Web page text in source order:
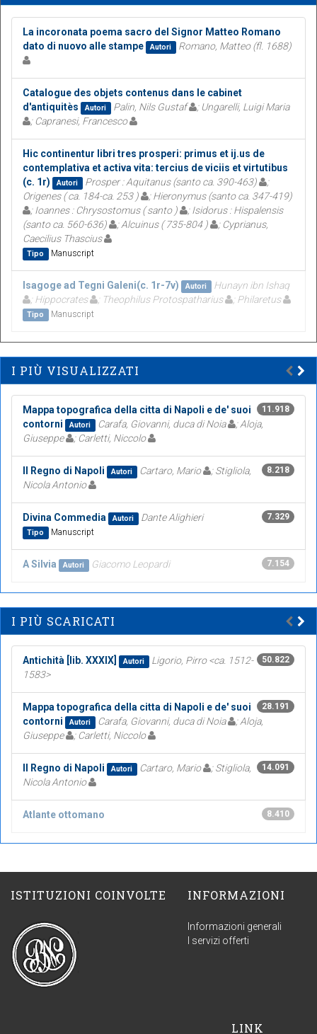
La incoronata poema sacro del Signor Matteo Romano
dato di nuovo alle stampe
Autori Romano, Matteo (fl. 1688)
Catalogue des objets contenus dans le cabinet
d'antiquitès
Autori Palin, Nils Gustaf
; Ungarelli, Luigi Maria
; Capranesi, Francesco
Hic continentur libri tres prosperi: primus et ij.us de
contemplativa et activa vita: tercius de viciis et virtutibus
(c. 1r)
Autori Prosper : Aquitanus (santo ca. 390-463)
;
Origenes ( ca. 184-ca. 253 )
; Hieronymus (santo ca. 347-419)
; Ioannes : Chrysostomus ( santo )
; Isidorus : Hispalensis
(santo ca. 560-636)
; Alcuinus ( 735-804 )
; Cyprianus,
Caecilius Thascius
Tipo Manuscript
Isagoge ad Tegni Galeni(c. 1r-7v) Autori
Hunayn ibn Ishaq
; Hippocrates
; Theophilus Protospatharius ; Philaretus
Tipo Manuscript
I PIÙ VISUALIZZATI
11.918
Mappa topografica della citta di Napoli e de' suoi
contorni
Autori Carafa, Giovanni, duca di Noia
; Aloja,
Giuseppe
; Carletti, Niccolo
8.218
Il Regno di Napoli Autori Cartaro, Mario
; Stigliola,
Nicola Antonio
7.329
Divina Commedia Autori Dante Alighieri
Tipo Manuscript
7.154
A Silvia Autori Giacomo Leopardi
I PIÙ SCARICATI
50.822
Antichità [lib. XXXIX] Autori
Ligorio, Pirro <ca. 1512-
1583>
28.191
Mappa topografica della citta di Napoli e de' suoi
contorni
Autori Carafa, Giovanni, duca di Noia
; Aloja,
Giuseppe
; Carletti, Niccolo
14.091
Il Regno di Napoli Autori Cartaro, Mario
; Stigliola,
Nicola Antonio
8.410
Atlante ottomano
ISTITUZIONI COINVOLTE INFORMAZIONI
Informazioni generali
I servizi offerti
LINK